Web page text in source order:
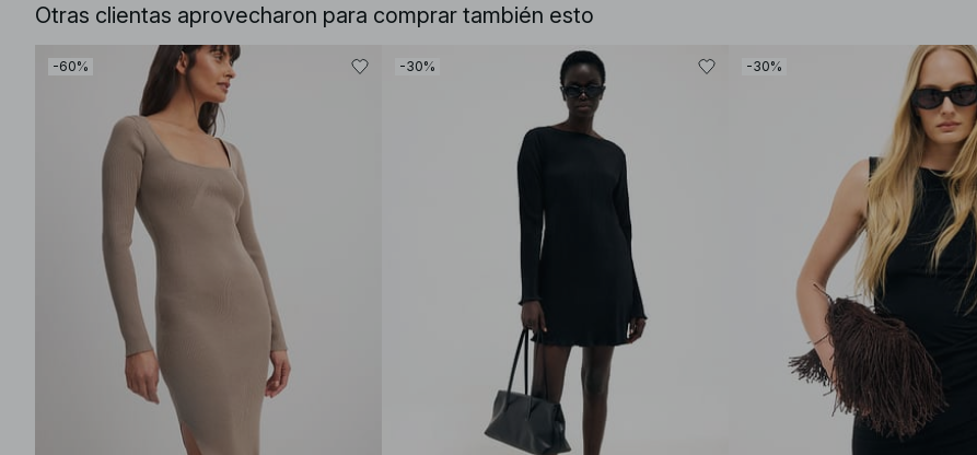
Otras clientas aprovecharon para comprar también esto
-60% -30% -30%